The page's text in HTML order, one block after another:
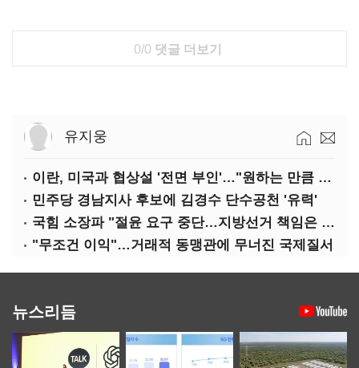
0/0 댓글 더보기
유지웅
이란, 미국과 협상설 '전면 부인'…"원하는 만큼 전쟁 가능"
민주당 경남지사 후보에 김경수 단수공천 '유력'
국힘 소장파 "절윤 요구 중단…지방선거 책임은 장동혁 몫"
"무조건 이익"…거래적 동맹관에 무너진 국제질서
뉴스리듬